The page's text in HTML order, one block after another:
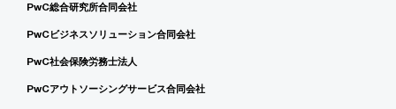
PwC総合研究所合同会社
PwCビジネスソリューション合同会社
PwC社会保険労務士法人
PwCアウトソーシングサービス合同会社